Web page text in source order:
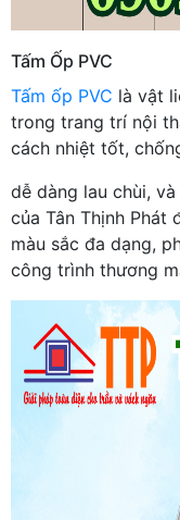
Tấm Ốp PVC
Tấm ốp PVC là vật
trong trang trí nội
cách nhiệt tốt,
dễ dàng lau chùi,
của Tân Thịnh Phát
màu sắc đa dạng,
công trình thương